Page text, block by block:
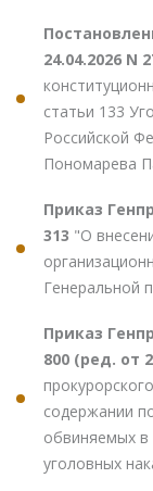
24.04.2026 N
статьи 133
Российской
Пономарева
Приказ
313 "О
Генеральной
Приказ
800 (ред. от
содержании
обвиняемых в
уголовных